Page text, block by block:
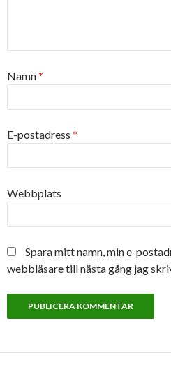
Namn*
E-postadress *
Webbplats
Spara mitt namn, min e-
webbläsare till nästa gång jag